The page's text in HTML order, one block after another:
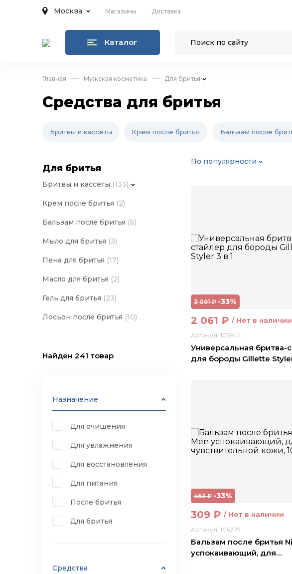
Москва Магазины Доставка
Каталог
Главная Мужская косметика Для бритья
Средства для бритья
Бритвы и кассеты Крем после бритья Бальзам после
Для бритья
Бритвы и кассеты (133)
Крем после бритья (2)
Бальзам после бритья (6)
Мыло для бритья (3)
Пена для бритья (17)
Масло для бритья (2)
Гель для бритья (23)
Лосьон после бритья (10)
Найден 241 товар
Назначение
Для очищения
Для увлажнения
Для восстановления
Для питания
После бритья
Для бритья
Средства
По популярности
3 091₽ -33%
2 061 ₽ / Нет в наличии
Артикул: 105944
Универсальная бритва-
для бороды Gillette
463₽ -33%
309 ₽ / Нет в наличии
Артикул: 106379
Бальзам после бритья
успокаивающий, для…